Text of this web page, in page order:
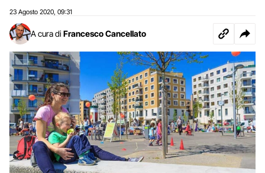
23 Agosto 2020 09:31
A cura di Francesco Cancellato